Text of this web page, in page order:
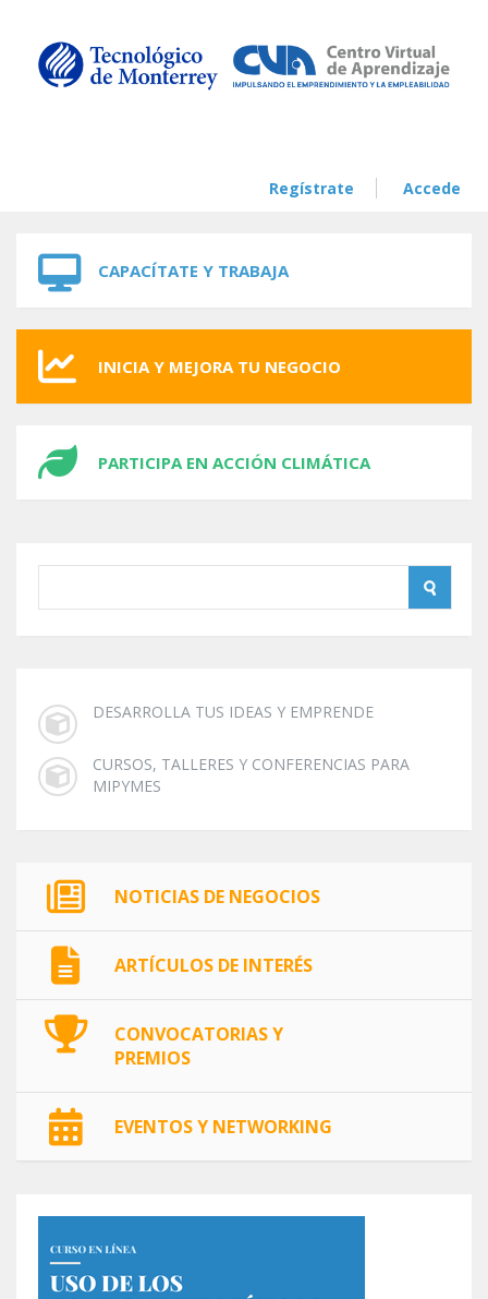
Regístrate Accede
CAPACÍTATE Y TRABAJA
INICIA Y MEJORA TU NEGOCIO
PARTICIPA EN ACCIÓN CLIMÁTICA
DESARROLLA TUS IDEAS Y EMPRENDE
CURSOS, TALLERES Y CONFERENCIAS PARA
MIPYMES
NOTICIAS DE NEGOCIOS
ARTÍCULOS DE INTERÉS
CONVOCATORIAS Y
PREMIOS
EVENTOS Y NETWORKING